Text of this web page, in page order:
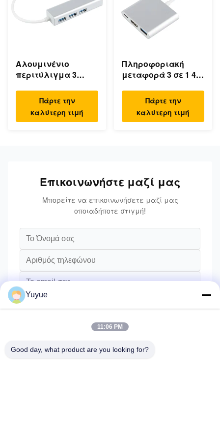
Αλουμινένιο
περιτύλιγμα 3
USB Type C Hub
Πάρτε την
καλύτερη τιμή
Πληροφοριακή
μεταφορά 3 σε 1 4K
Type C HubΠάρτε την
καλύτερη τιμή
Επικοινωνήστε μαζί μας
Μπορείτε να επικοινωνήσετε μαζί μας
οποιαδήποτε στιγμή!
Yuyue
11:06 PM
Good day, what product are you looking for?